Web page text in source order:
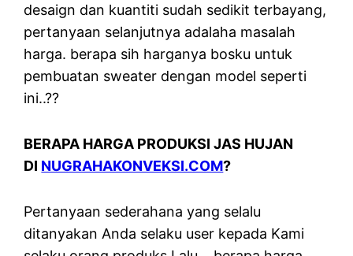
desaign dan kuantiti sudah sedikit terbayang,
pertanyaan selanjutnya adalaha masalah
harga. berapa sih harganya bosku untuk
pembuatan sweater dengan model seperti
ini..??
BERAPA HARGA PRODUKSI JAS HUJAN
DI NUGRAHAKONVEKSI.COM?
Pertanyaan sederahana yang selalu
ditanyakan Anda selaku user kepada Kami